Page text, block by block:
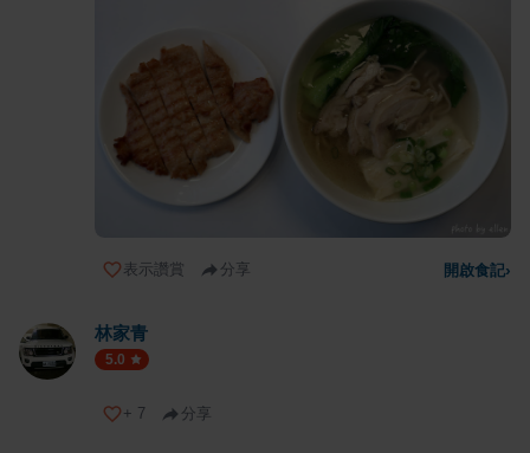
表示讚賞 分享 開啟食記›
林家青
5.0
+ 7 分享